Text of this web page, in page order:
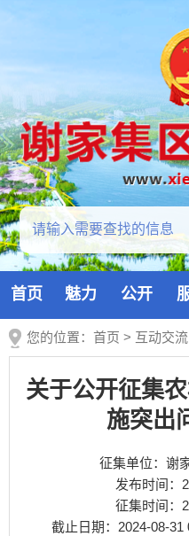
首页 魅力 公开
您的位置： 首页 > 互动交流
关于公开征集
施突出
征集单位：谢
发布时间：
征集时间：
截止日期： 2024-08-31